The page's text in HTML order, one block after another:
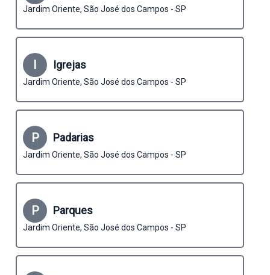
Jardim Oriente, São José dos Campos - SP
I Igrejas
Jardim Oriente, São José dos Campos - SP
P Padarias
Jardim Oriente, São José dos Campos - SP
P Parques
Jardim Oriente, São José dos Campos - SP